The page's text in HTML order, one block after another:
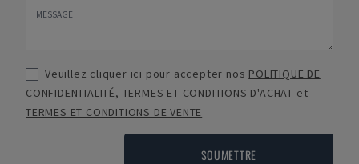
Veuillez cliquer ici pour accepter nos POLITIQUE DE
CONFIDENTIALITÉ, TERMES ET CONDITIONS D'ACHAT et
TERMES ET CONDITIONS DE VENTE
SOUMETTRE